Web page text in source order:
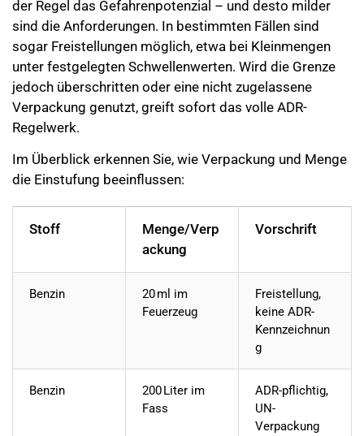
der Regel das Gefahrenpotenzial – und desto milder
sind die Anforderungen. In bestimmten Fällen sind
sogar Freistellungen möglich, etwa bei Kleinmengen
unter festgelegten Schwellenwerten. Wird die Grenze
jedoch überschritten oder eine nicht zugelassene
Verpackung genutzt, greift sofort das volle ADR-
Regelwerk.
Im Überblick erkennen Sie, wie Verpackung und Menge
die Einstufung beeinflussen:
Stoff
Menge/Verp
ackung
Vorschrift
Benzin
20 ml im
Feuerzeug
Freistellung,
keine ADR-
Kennzeichnun
g
Benzin
200 Liter im
Fass
ADR-pflichtig,
UN-
Verpackung